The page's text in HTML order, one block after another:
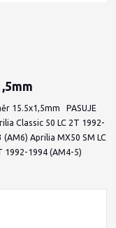
15.5x1,5mm PASUJE
Classic 50 LC 2T 1992-
Aprilia MX50 SM LC
1992-1994 (AM4-5)